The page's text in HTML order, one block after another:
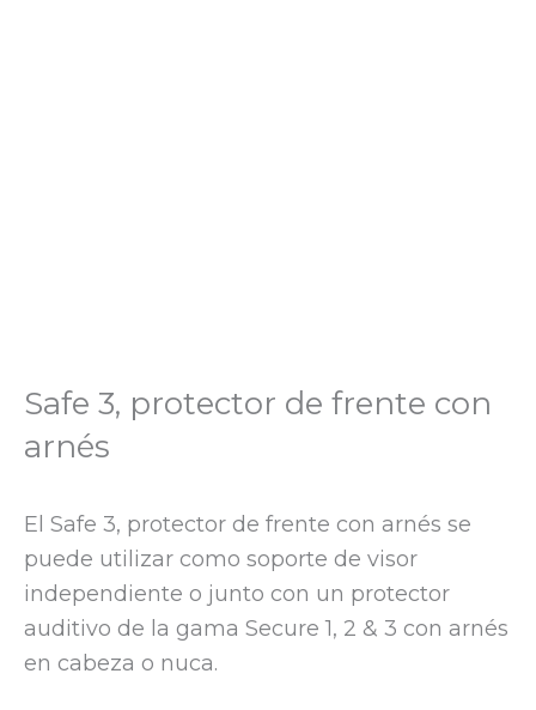
Safe 3, protector de frente con
arnés
El Safe 3, protector de frente con arnés se
puede utilizar como soporte de visor
independiente o junto con un protector
auditivo de la gama Secure 1, 2 & 3 con arnés
en cabeza o nuca.